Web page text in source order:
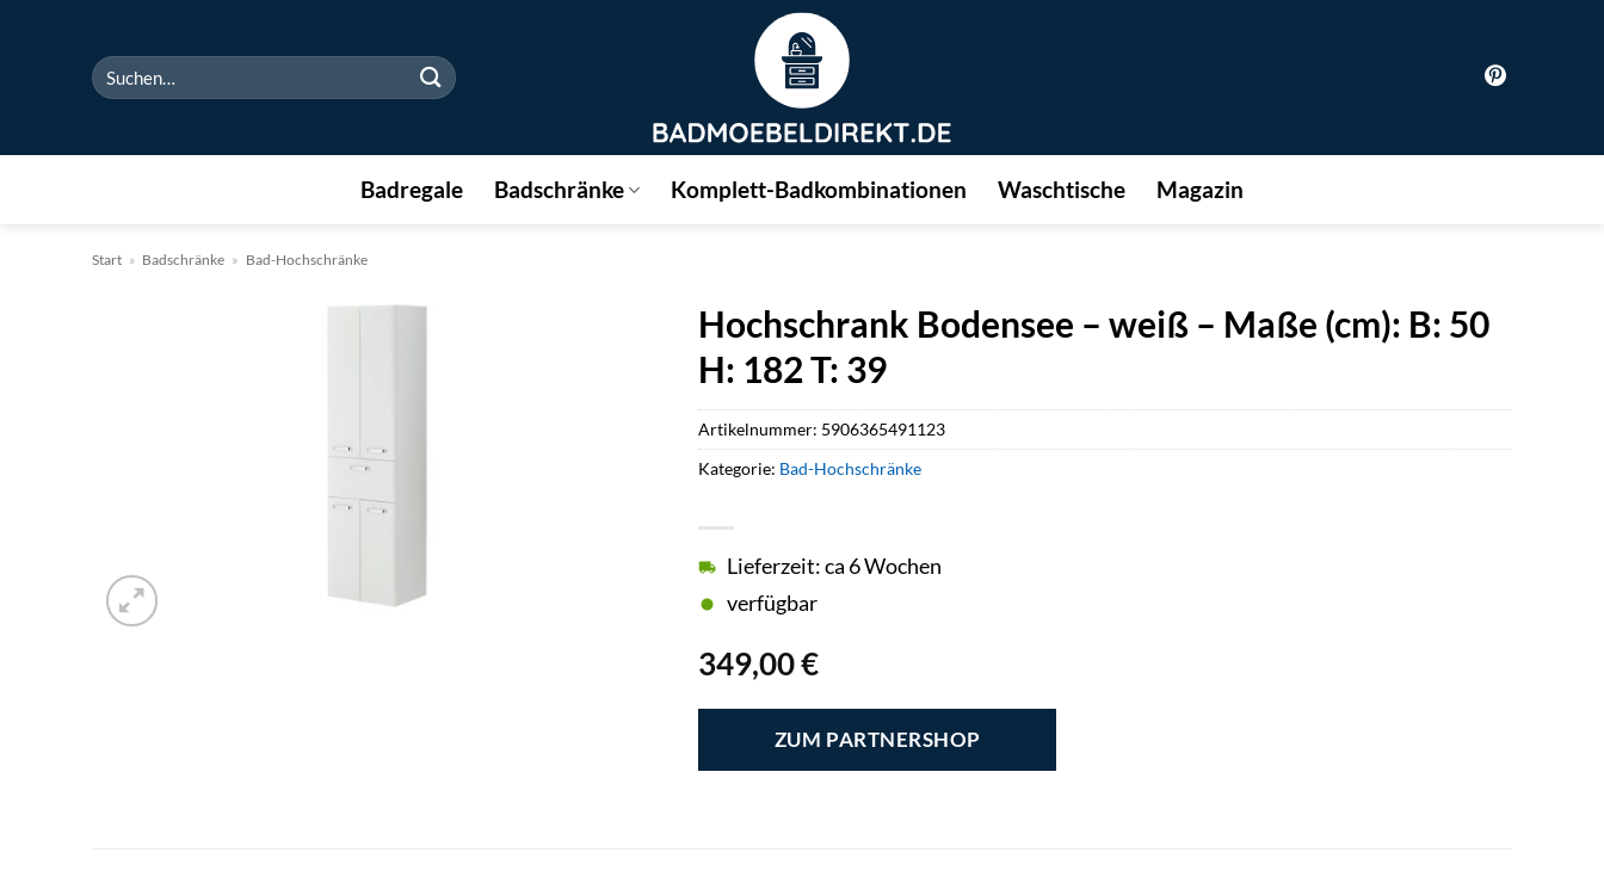
Suchen
nach:
Badregale Badschränke Komplett-Badkombinationen Waschtische Magazin
Start » Badschränke » Bad-Hochschränke
Hochschrank Bodensee – weiß – Maße (cm): B: 50
H: 182 T: 39
349,00€
Lieferzeit: ca 6 Wochen
verfügbar
ZUM PARTNERSHOP
Artikelnummer: 5906365491123
Kategorie: Bad-Hochschränke